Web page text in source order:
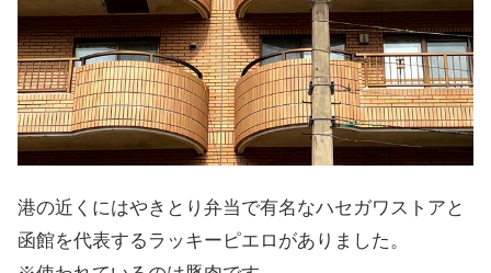
港の近くにはやきとり弁当で有名なハセガワストアと
函館を代表するラッキーピエロがありました。